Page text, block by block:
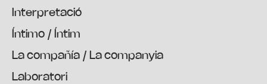
Interpretació
Íntimo / Íntim
La compañía / La companyia
Laboratori